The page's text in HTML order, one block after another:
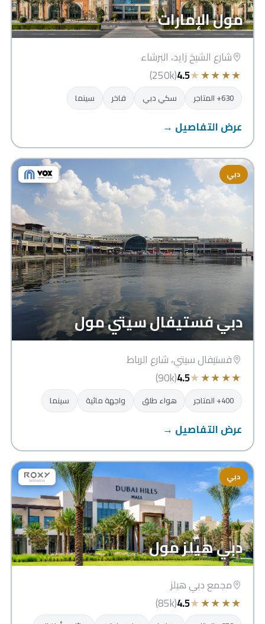
مول الإمارات
شارع الشيخ زايد، البرشاء
★
★
★
★
★
4.5
(250k)
630+ المتاجر سكي دبي فاخر سينما
عرض التفاصيل →
دبي
دبي فستيفال سيتي مول
فستيفال سيتي، شارع الرباط
★
★
★
★
★
4.5
(90k)
400+ المتاجر هواء طلق واجهة مائية سينما
عرض التفاصيل →
دبي
دبي هيلز مول
مجمع دبي هيلز
★
★
★
★
★
4.5
(85k)